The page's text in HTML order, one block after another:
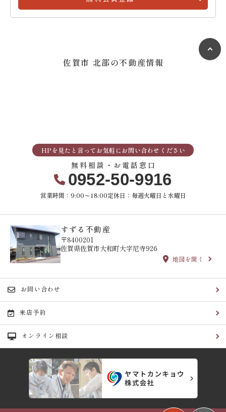
佐賀市 北部の不動産情報
HPを見たと言ってお気軽にお問い合わせください
無料相談・お電話窓口
0952-50-9916
営業時間：9:00〜18:00定休日：毎週火曜日と水曜日
すずる不動産
〒8400201
佐賀県佐賀市大和町大字尼寺926
地図を開く
お問い合わせ
来店予約
オンライン相談